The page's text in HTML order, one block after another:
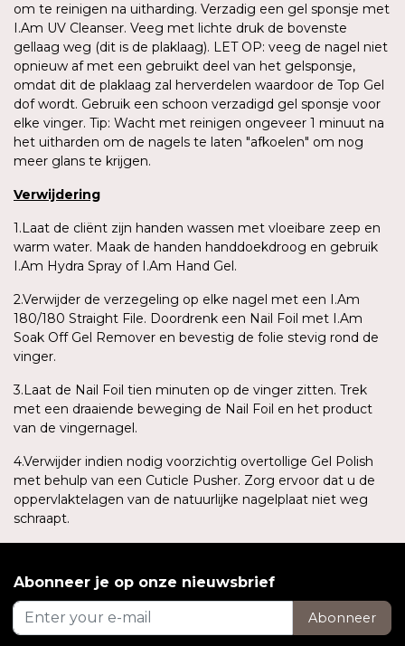
om te reinigen na uitharding. Verzadig een gel sponsje met
I.Am UV Cleanser. Veeg met lichte druk de bovenste
gellaag weg (dit is de plaklaag). LET OP: veeg de nagel niet
opnieuw af met een gebruikt deel van het gelsponsje,
omdat dit de plaklaag zal herverdelen waardoor de Top Gel
dof wordt. Gebruik een schoon verzadigd gel sponsje voor
elke vinger. Tip: Wacht met reinigen ongeveer 1 minuut na
het uitharden om de nagels te laten "afkoelen" om nog
meer glans te krijgen.
Verwijdering
1.Laat de cliënt zijn handen wassen met vloeibare zeep en
warm water. Maak de handen handdoekdroog en gebruik
I.Am Hydra Spray of I.Am Hand Gel.
2.Verwijder de verzegeling op elke nagel met een I.Am
180/180 Straight File. Doordrenk een Nail Foil met I.Am
Soak Off Gel Remover en bevestig de folie stevig rond de
vinger.
3.Laat de Nail Foil tien minuten op de vinger zitten. Trek
met een draaiende beweging de Nail Foil en het product
van de vingernagel.
4.Verwijder indien nodig voorzichtig overtollige Gel Polish
met behulp van een Cuticle Pusher. Zorg ervoor dat u de
oppervlaktelagen van de natuurlijke nagelplaat niet weg
schraapt.
Abonneer je op onze nieuwsbrief
Abonneer